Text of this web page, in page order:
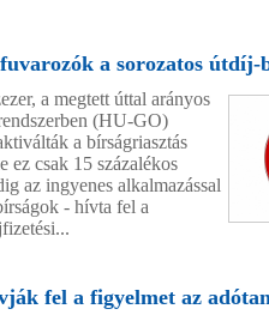
a sorozatos útdíj-
a megtett úttal arányos
(HU-GO)
a bírságriasztás
ez csak 15 százalékos
az ingyenes alkalmazással
- hívta fel a
fel a figyelmet az